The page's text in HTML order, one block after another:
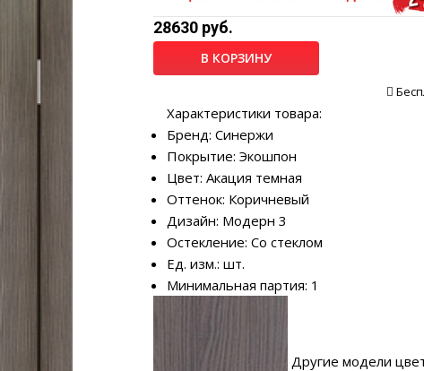
28630 руб.
В КОРЗИНУ
Характеристики товара:
Бренд: Синержи
Покрытие: Экошпон
Цвет: Акация темная
Оттенок: Коричневый
Дизайн: Модерн 3
Остекление: Со стеклом
Ед. изм.: шт.
Минимальная партия: 1
Другие модели